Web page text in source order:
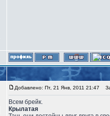
Добавлено: Пт, 21 Янв, 2011 21:47
Всем брейк.
Крылатая